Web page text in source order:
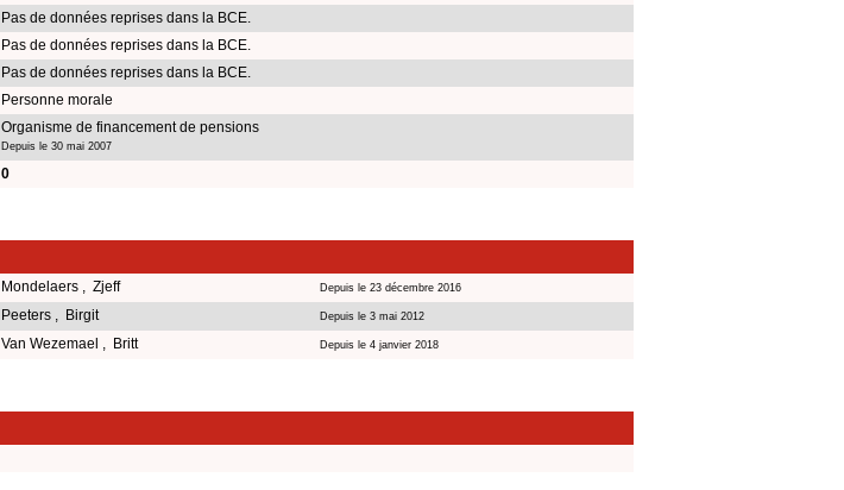
Pas de données reprises dans la BCE.
Pas de données reprises dans la BCE.
Pas de données reprises dans la BCE.
Personne morale
Organisme de financement de pensions
Depuis le 30 mai 2007
0
Mondelaers , Zjeff Depuis le 23 décembre 2016
Peeters , Birgit Depuis le 3 mai 2012
Van Wezemael , Britt Depuis le 4 janvier 2018